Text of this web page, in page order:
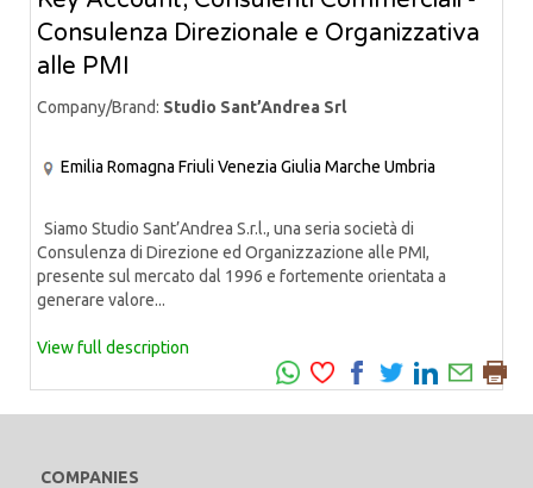
Consulenza Direzionale e Organizzativa
alle PMI
Company/Brand: Studio Sant’Andrea Srl
Emilia Romagna Friuli Venezia Giulia Marche Umbria
Siamo Studio Sant’Andrea S.r.l., una seria società di
Consulenza di Direzione ed Organizzazione alle PMI,
presente sul mercato dal 1996 e fortemente orientata a
generare valore...
View full description
COMPANIES